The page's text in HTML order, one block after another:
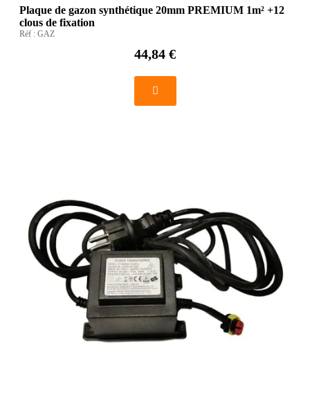
Plaque de gazon synthétique 20mm PREMIUM 1m² +12
clous de fixation
Réf : GAZ
44,84 €